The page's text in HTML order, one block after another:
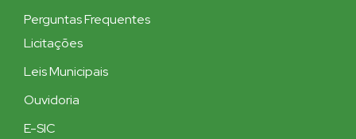
Perguntas Frequentes
Licitações
Leis Municipais
Ouvidoria
E-SIC